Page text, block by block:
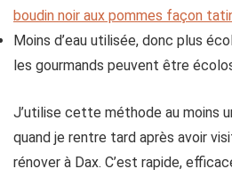
boudin noir aux pommes façon
Moins d’eau utilisée, donc plus
les gourmands peuvent être
J’utilise cette méthode au moins
quand je rentre tard après avoir
rénover à Dax. C’est rapide,